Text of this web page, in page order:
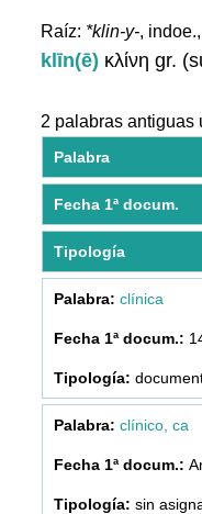
Raíz: *klin-y-,
klīn(ē) κλίνη gr.
2 palabras antiguas
Palabra
Fecha 1ª docum.
Tipología
clínica
clínico, ca
sin